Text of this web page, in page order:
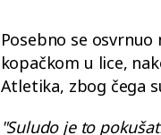
Posebno se
kopačkom u lice,
Atletika, zbog čega
"Suludo je to